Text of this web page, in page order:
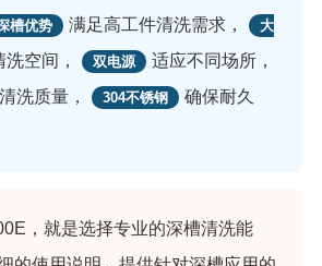
槽优势 满足高工件清洗需求， 大
空间， 双电源 适应不同场所，
洗质量， 304不锈钢
确保耐久
，就是选择专业的深槽清洗能